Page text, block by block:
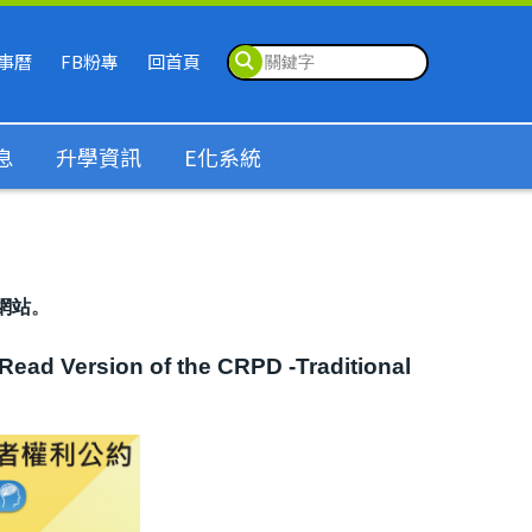
曆 FB粉專 回首頁
升學資訊 E化系統
站。
Version of the CRPD -Traditional